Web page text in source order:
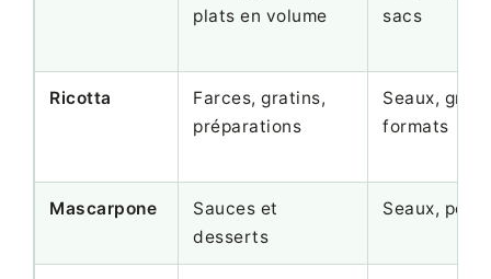
plats en volume
sacs
Ricotta
Farces, gratins,
préparations
Seaux,
formats
Mascarpone
Sauces et
desserts
Seaux, pots